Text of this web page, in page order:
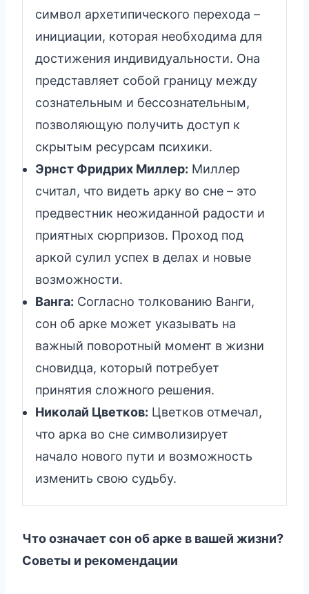
символ архетипического перехода –
инициации, которая необходима для
достижения индивидуальности. Она
представляет собой границу между
сознательным и бессознательным,
позволяющую получить доступ к
скрытым ресурсам психики.
Эрнст Фридрих Миллер: Миллер
считал, что видеть арку во сне – это
предвестник неожиданной радости и
приятных сюрпризов. Проход под
аркой сулил успех в делах и новые
возможности.
Ванга: Согласно толкованию Ванги,
сон об арке может указывать на
важный поворотный момент в жизни
сновидца, который потребует
принятия сложного решения.
Николай Цветков: Цветков отмечал,
что арка во сне символизирует
начало нового пути и возможность
изменить свою судьбу.
Что означает сон об арке в вашей жизни?
Советы и рекомендации